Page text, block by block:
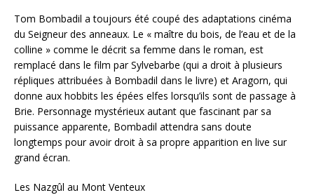
Tom Bombadil a toujours été coupé des adaptations cinéma
du Seigneur des anneaux. Le « maître du bois, de l’eau et de la
colline » comme le décrit sa femme dans le roman, est
remplacé dans le film par Sylvebarbe (qui a droit à plusieurs
répliques attribuées à Bombadil dans le livre) et Aragorn, qui
donne aux hobbits les épées elfes lorsqu’ils sont de passage à
Brie. Personnage mystérieux autant que fascinant par sa
puissance apparente, Bombadil attendra sans doute
longtemps pour avoir droit à sa propre apparition en live sur
grand écran.
Les Nazgûl au Mont Venteux